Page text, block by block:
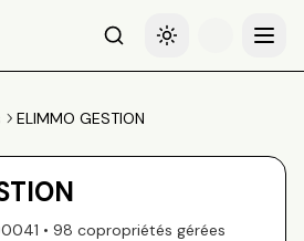
RechercheBasculer le thème
Menu
ELIMMO GESTION
• 98 copropriétés gérées